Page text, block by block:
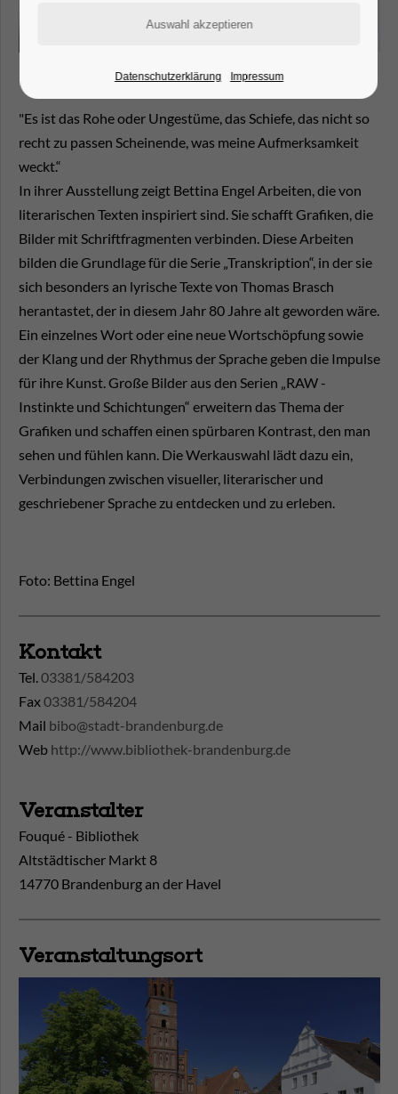
"Es ist das Rohe oder Ungestüme, das Schiefe, das nicht so
recht zu passen Scheinende, was meine Aufmerksamkeit
weckt.“
In ihrer Ausstellung zeigt Bettina Engel Arbeiten, die von
literarischen Texten inspiriert sind. Sie schafft Grafiken, die
Bilder mit Schriftfragmenten verbinden. Diese Arbeiten
bilden die Grundlage für die Serie „Transkription“, in der sie
sich besonders an lyrische Texte von Thomas Brasch
herantastet, der in diesem Jahr 80 Jahre alt geworden wäre.
Ein einzelnes Wort oder eine neue Wortschöpfung sowie
der Klang und der Rhythmus der Sprache geben die Impulse
für ihre Kunst. Große Bilder aus den Serien „RAW -
Instinkte und Schichtungen“ erweitern das Thema der
Grafiken und schaffen einen spürbaren Kontrast, den man
sehen und fühlen kann. Die Werkauswahl lädt dazu ein,
Verbindungen zwischen visueller, literarischer und
geschriebener Sprache zu entdecken und zu erleben.
Foto: Bettina Engel
Kontakt
Tel.03381/584203
Fax03381/584204
Mail bibo@stadt-brandenburg.de
Web http://www.bibliothek-brandenburg.de
Veranstalter
Fouqué - Bibliothek
Altstädtischer Markt 8
14770 Brandenburg an der Havel
Veranstaltungsort
Datenschutzerklärung Impressum